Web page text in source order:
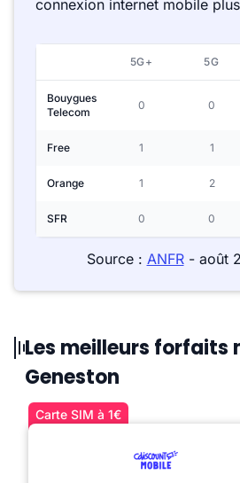
connexion internet mobile
5G+ 5G
Bouygues
Telecom
0 0
Free 1 1
Orange 1 2
SFR 0 0
Source : ANFR- août
Les meilleurs forfaits
Geneston
Carte SIM à 1€